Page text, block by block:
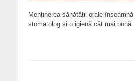
Menținerea sănătății orale
stomatolog și o igienă cât mai